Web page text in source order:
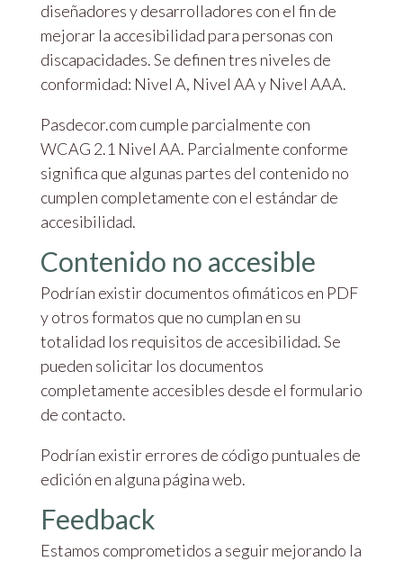
diseñadores y desarrolladores con el fin de
mejorar la accesibilidad para personas con
discapacidades. Se definen tres niveles de
conformidad: Nivel A, Nivel AA y Nivel AAA.
Pasdecor.com cumple parcialmente con
WCAG 2.1 Nivel AA. Parcialmente conforme
significa que algunas partes del contenido no
cumplen completamente con el estándar de
accesibilidad.
Contenido no accesible
Podrían existir documentos ofimáticos en PDF
y otros formatos que no cumplan en su
totalidad los requisitos de accesibilidad. Se
pueden solicitar los documentos
completamente accesibles desde el formulario
de contacto.
Podrían existir errores de código puntuales de
edición en alguna página web.
Feedback
Estamos comprometidos a seguir mejorando la